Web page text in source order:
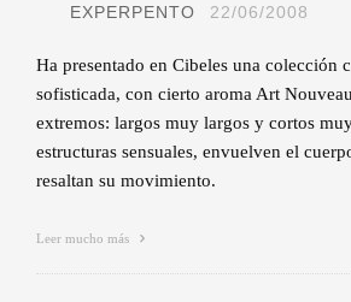
EXPERPENTO 22/06/2008
Ha presentado en Cibeles una colección
sofisticada, con cierto aroma Art
extremos: largos muy largos y cortos
estructuras sensuales, envuelven el
resaltan su movimiento.
Leer mucho más